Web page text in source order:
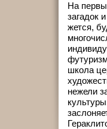
На
загадок
жется,
школа
нежели